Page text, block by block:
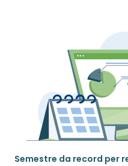
Semestre da record per